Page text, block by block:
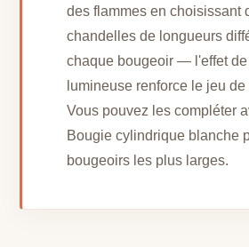
des flammes en choisissant
chandelles de longueurs
chaque bougeoir — l'effet
lumineuse renforce le jeu
Vous pouvez les compléter
Bougie cylindrique blanche
bougeoirs les plus larges.